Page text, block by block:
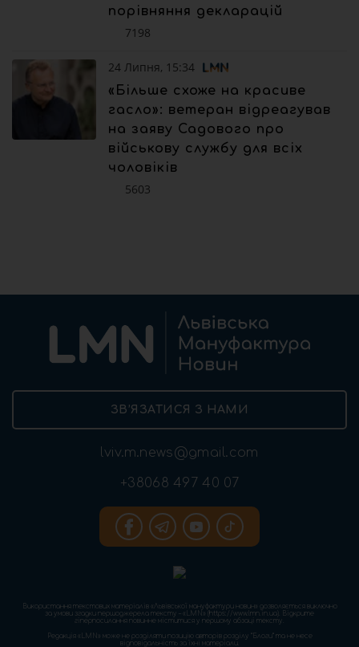
порівняння декларацій
7198
24 Липня, 15:34
«Більше схоже на красиве
гасло»: ветеран відреагував
на заяву Садового про
військову службу для всіх
чоловіків
5603
ЗВ’ЯЗАТИСЯ З НАМИ
lviv.m.news@gmail.com
+38068 497 40 07
Використання текстових матеріалів «Львівської мануфактури новин» дозволяється виключно
за умови згадки першоджерела тексту – «LMN» (https://www.lmn.in.ua). Відкрите
гіперпосилання повинне міститися у першому абзаці тексту.
Редакція «LMN» може не розділяти позицію авторів розділу “Блоги” та не несе
відповідальність за їхні матеріали.